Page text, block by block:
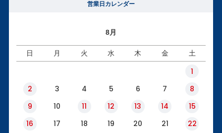
営業日カレンダー
8月
日 月 火 水 木 金 土
1
2
3 4 5 6 7
8
9
10 11 12 13 14
15
16
17 18 19 20 21
22